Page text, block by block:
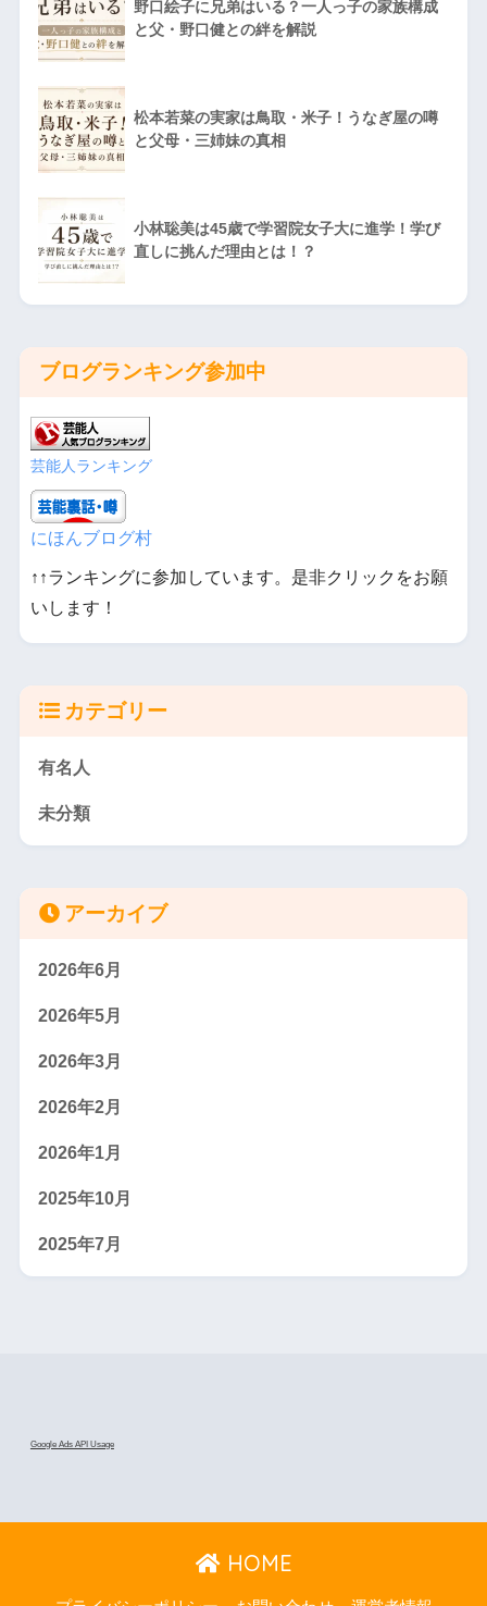
野口絵子に兄弟はいる？一人っ子の家族構成
と父・野口健との絆を解説
松本若菜の実家は鳥取・米子！うなぎ屋の噂
と父母・三姉妹の真相
小林聡美は45歳で学習院女子大に進学！学び
直しに挑んだ理由とは！？
ブログランキング参加中
芸能人ランキング
にほんブログ村
↑↑ランキングに参加しています。是非クリックをお願
いします！
カテゴリー
有名人
未分類
アーカイブ
2026年6月
2026年5月
2026年3月
2026年2月
2026年1月
2025年10月
2025年7月
Google Ads API Usage
HOME